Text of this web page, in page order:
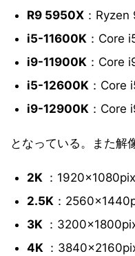
R9 5950X：Ryzen
i5-11600K：Core
i9-11900K：Core
i5-12600K：Core
i9-12900K：Core
となっている。また解
2K ：
2.5K：
3K ：
4K ：